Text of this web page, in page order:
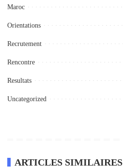
Maroc
Orientations
Recrutement
Rencontre
Resultats
Uncategorized
ARTICLES SIMILAIRES